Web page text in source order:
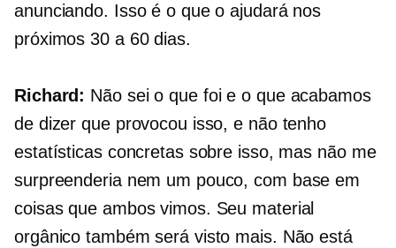
anunciando. Isso é o que o ajudará nos
próximos 30 a 60 dias.
Richard: Não sei o que foi e o que acabamos
de dizer que provocou isso, e não tenho
estatísticas concretas sobre isso, mas não me
surpreenderia nem um pouco, com base em
coisas que ambos vimos. Seu material
orgânico também será visto mais. Não está